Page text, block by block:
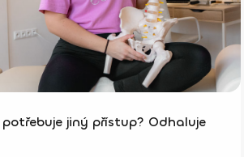
jiný přístup? Odhaluje